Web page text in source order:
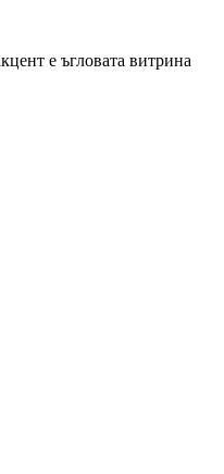
е ъгловата витрина